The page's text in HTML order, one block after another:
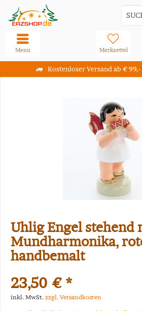
Kostenloser Versand ab €
Merkzettel
Menü
Uhlig Engel stehend
Mundharmonika,
handbemalt
23,50 € *
inkl. MwSt. zzgl. Versandkosten